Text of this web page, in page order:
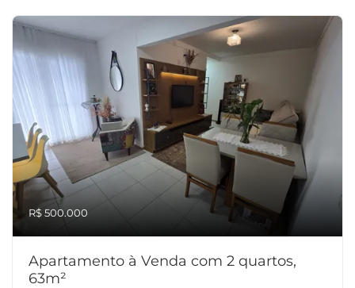
R$ 500.000
Apartamento à Venda com 2 quartos,
63m²